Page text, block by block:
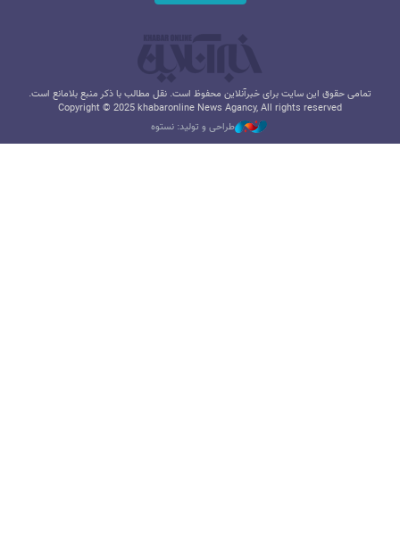
تمامی حقوق این سایت برای خبرآنلاین محفوظ است. نقل مطالب با ذکر منبع بلامانع است.
Copyright © 2025 khabaronline News Agancy, All rights reserved
طراحی و تولید: نستوه